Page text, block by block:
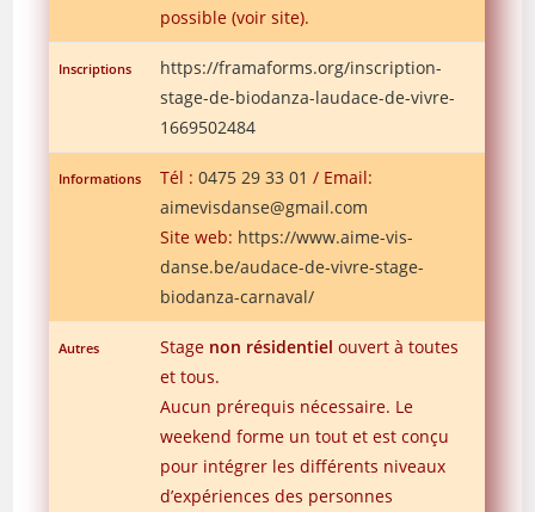
possible (voir site).
Inscriptions
https://framaforms.org/inscription-
stage-de-biodanza-laudace-de-vivre-
1669502484
Informations Tél :0475 29 33 01 / Email:
aimevisdanse@gmail.com
Site web: https://www.aime-vis-
danse.be/audace-de-vivre-stage-
biodanza-carnaval/
Autres Stage non résidentiel ouvert à toutes
et tous.
Aucun prérequis nécessaire. Le
weekend forme un tout et est conçu
pour intégrer les différents niveaux
d’expériences des personnes